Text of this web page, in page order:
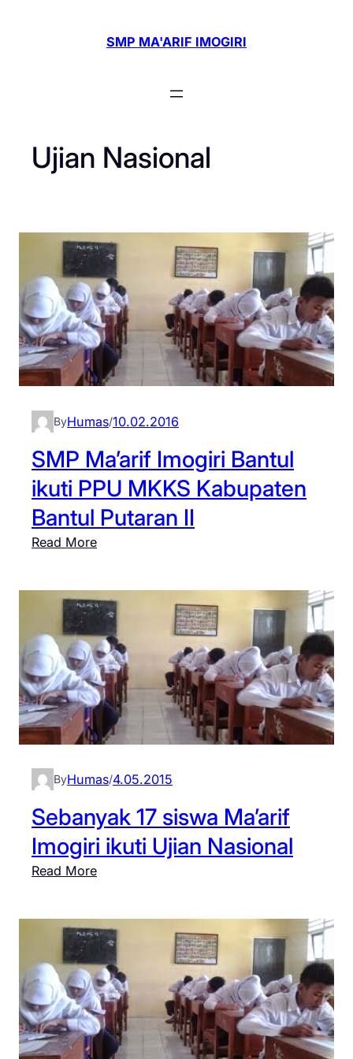
SMP MA'ARIF IMOGIRI
Ujian Nasional
ByHumas/10.02.2016
SMP Ma’arif Imogiri Bantul
ikuti PPU MKKS Kabupaten
Bantul Putaran II
Read More:
P
a
’
a
r
f
m
g
i
r
a
t
u
l
i
ByHumas/4.05.2015
Sebanyak 17 siswa Ma’arif
Imogiri ikuti Ujian Nasional
Read More:
b
n
y
a
k